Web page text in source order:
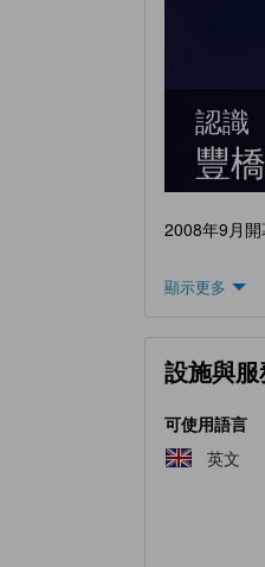
認識
豐
2008年9月開
顯示更多
設施與
可使用語言
英文